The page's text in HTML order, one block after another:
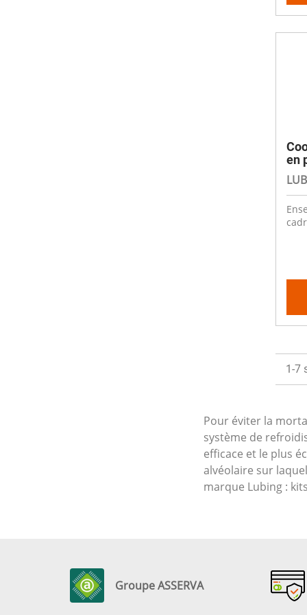
en
1-7
Pour éviter la
système de
efficace et le plus
alvéolaire sur
marque Lubing :
Groupe ASSERVA